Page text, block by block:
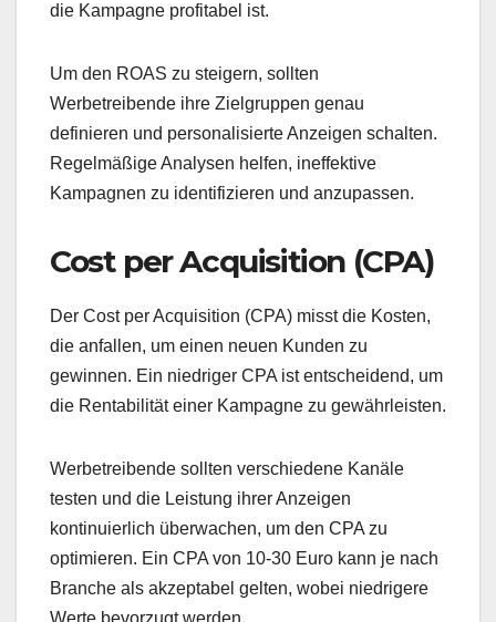
die Kampagne profitabel ist.
Um den ROAS zu steigern, sollten
Werbetreibende ihre Zielgruppen genau
definieren und personalisierte Anzeigen schalten.
Regelmäßige Analysen helfen, ineffektive
Kampagnen zu identifizieren und anzupassen.
Cost per Acquisition (CPA)
Der Cost per Acquisition (CPA) misst die Kosten,
die anfallen, um einen neuen Kunden zu
gewinnen. Ein niedriger CPA ist entscheidend, um
die Rentabilität einer Kampagne zu gewährleisten.
Werbetreibende sollten verschiedene Kanäle
testen und die Leistung ihrer Anzeigen
kontinuierlich überwachen, um den CPA zu
optimieren. Ein CPA von 10-30 Euro kann je nach
Branche als akzeptabel gelten, wobei niedrigere
Werte bevorzugt werden.